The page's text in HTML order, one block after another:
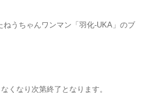
ねうちゃんワンマン「羽化-UKA」のブ
くなり次第終了となります。